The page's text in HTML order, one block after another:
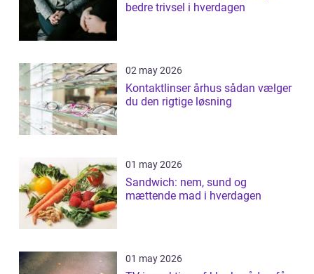
bedre trivsel i hverdagen
02 may 2026
Kontaktlinser århus sådan vælger
du den rigtige løsning
01 may 2026
Sandwich: nem, sund og
mættende mad i hverdagen
01 may 2026